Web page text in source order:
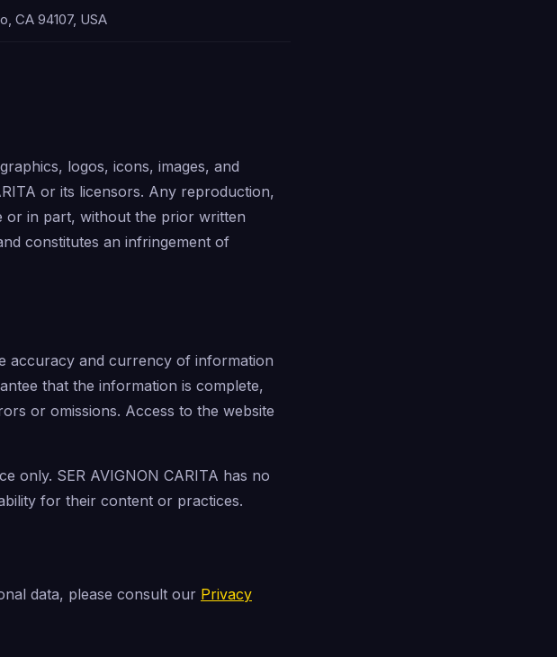
CA 94107, USA
logos, icons, images, and
or its licensors. Any reproduction,
or in part, without the prior written
constitutes an infringement of
accuracy and currency of information
that the information is complete,
or omissions. Access to the website
only. SER AVIGNON CARITA has no
for their content or practices.
data, please consult our Privacy